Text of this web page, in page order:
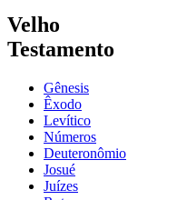
Velho
Testamento
Gênesis
Êxodo
Levítico
Números
Deuteronômio
Josué
Juízes